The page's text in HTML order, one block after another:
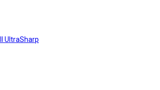
UltraSharp